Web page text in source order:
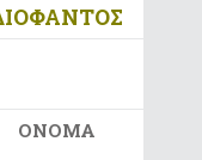
ΟΝΟΜΑ